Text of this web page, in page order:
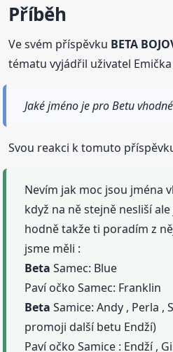
Příběh
Ve svém příspěvku BETA
tématu vyjádřil uživatel Emička
Jaké jméno je pro Betu
Svou reakci k tomuto
Nevím jak moc jsou jména
když na ně stejně nesliší
hodně takže ti poradím z
jsme měli :
Beta Samec: Blue
Paví očko Samec: Franklin
Beta Samice: Andy , Perla ,
promoji další betu Endží)
Paví očko Samice : Endží ,